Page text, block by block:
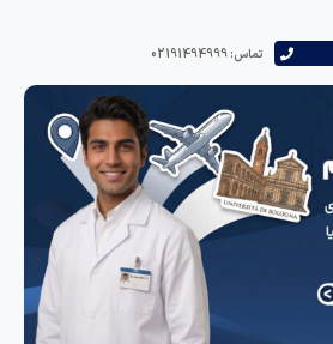
تماس: 02191494999